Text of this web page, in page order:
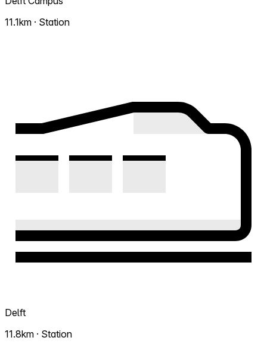
11.1km · Station
Delft
11.8km · Station